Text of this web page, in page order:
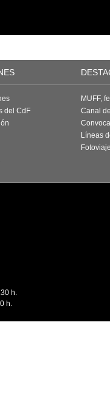
del CdF
MUFF,
Canal
Líneas
h.
h.